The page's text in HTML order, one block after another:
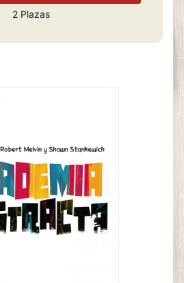
2 Plazas